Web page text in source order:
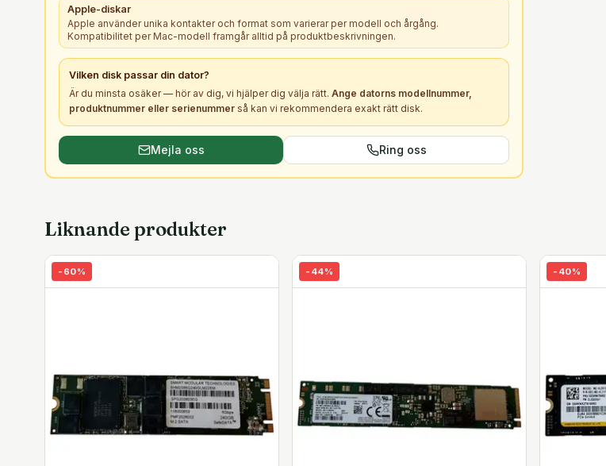
Apple-diskar
Apple använder unika kontakter och format som varierar per modell och årgång.
Kompatibilitet per Mac-modell framgår alltid på produktbeskrivningen.
Vilken disk passar din dator?
Är du minsta osäker — hör av dig, vi hjälper dig välja rätt. Ange datorns modellnummer,
produktnummer eller serienummer så kan vi rekommendera exakt rätt disk.
Mejla oss Ring oss
Liknande produkter
- 60% - 44% - 40%